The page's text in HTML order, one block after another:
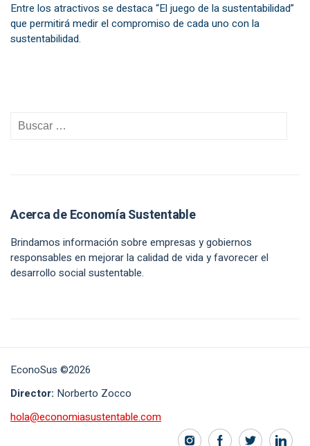
Entre los atractivos se destaca “El juego de la sustentabilidad”
que permitirá medir el compromiso de cada uno con la
sustentabilidad.
Acerca de Economía Sustentable
Brindamos información sobre empresas y gobiernos
responsables en mejorar la calidad de vida y favorecer el
desarrollo social sustentable.
EconoSus ©2026
Director: Norberto Zocco
hola@economiasustentable.com